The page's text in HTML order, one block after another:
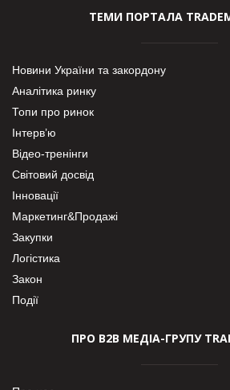
ТЕМИ ПОРТАЛА
Новини України та закордону
Аналітика ринку
Топи про ринок
Інтерв’ю
Відео-тренінги
Світовий досвід
Інновації
Маркетинг&Продажі
Закупки
Логістика
Закон
Події
ПРО В2В МЕДІА-ГРУПУ